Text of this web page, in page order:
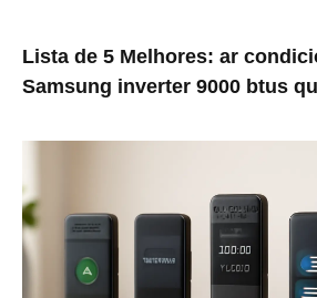
Lista de 5 Melhores: ar
Samsung inverter 9000 btus